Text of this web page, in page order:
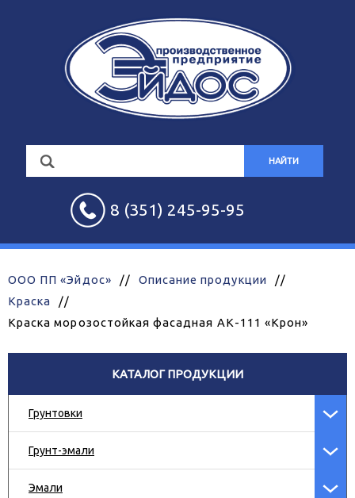
НАЙТИ
8 (351) 245-95-95
ООО ПП «Эйдос» // Описание продукции
//
Краска
//
Краска морозостойкая фасадная АК-111 «Крон»
КАТАЛОГ ПРОДУКЦИИ
Грунтовки
Грунт-эмали
Эмали